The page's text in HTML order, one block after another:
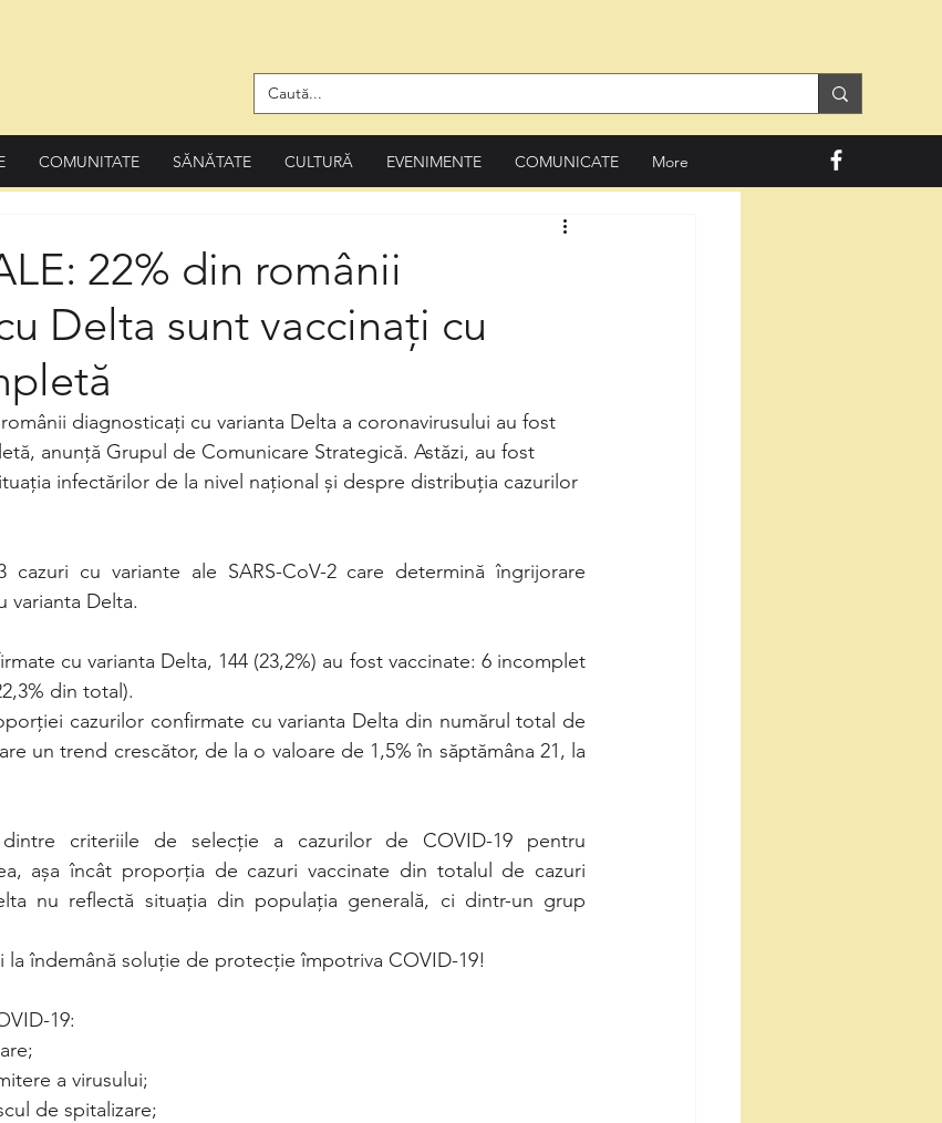
COMUNITATE SĂNĂTATE CULTURĂ EVENIMENTE COMUNICATE More
22% din românii
Delta sunt vaccinați cu
diagnosticați cu varianta Delta a coronavirusului au fost
anunță Grupul de Comunicare Strategică. Astăzi, au fost
infectărilor de la nivel național și despre distribuția cazurilor
varianta Delta.
cu varianta Delta, 144 (23,2%) au fost vaccinate: 6 incomplet
din total).
cazurilor confirmate cu varianta Delta din numărul total de
un trend crescător, de la o valoare de 1,5% în săptămâna 21, la
criteriile de selecție a cazurilor de COVID-19 pentru
așa încât proporția de cazuri vaccinate din totalul de cazuri
nu reflectă situația din populația generală, ci dintr-un grup
la îndemână soluție de protecție împotriva COVID-19!
19:
a virusului;
de spitalizare;